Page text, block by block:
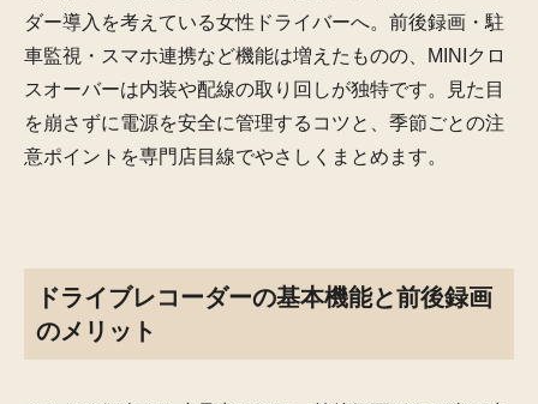
ダー導入を考えている女性ドライバーへ。前後録画・駐
車監視・スマホ連携など機能は増えたものの、MINIクロ
スオーバーは内装や配線の取り回しが独特です。見た目
を崩さずに電源を安全に管理するコツと、季節ごとの注
意ポイントを専門店目線でやさしくまとめます。
ドライブレコーダーの基本機能と前後録画
のメリット